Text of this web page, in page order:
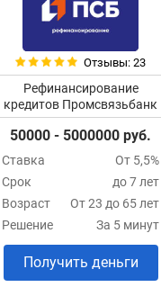
Отзывы: 23
Рефинансирование
кредитов Промсвязьбанк
50000 - 5000000 руб.
Ставка
От 5,5%
Срок
до 7 лет
Возраст
От 23 до 65 лет
Решение
За 5 минут
Получить деньги